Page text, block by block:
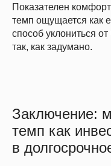
Показателен
темп ощущается как
способ уклониться
так, как задумано.
Заключение:
темп как
в